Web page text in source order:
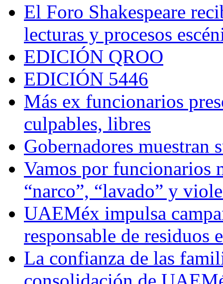
El Foro Shakespeare
lecturas y procesos
EDICIÓN QROO
EDICIÓN 5446
Más ex funcionarios
culpables, libres
Gobernadores muestran
Vamos por funcionarios
“narco”, “lavado” y
UAEMéx impulsa
responsable de residuos
La confianza de las